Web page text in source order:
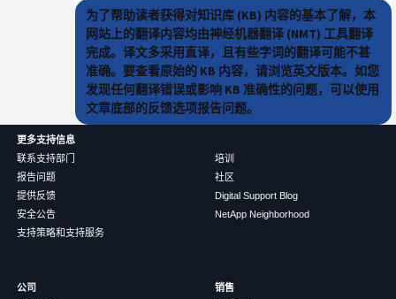
为了帮助读者获得对知识库 (KB) 内容的基本了解，本
网站上的翻译内容均由神经机器翻译 (NMT) 工具翻译
完成。译文多采用直译，且有些字词的翻译可能不甚
准确。要查看原始的 KB 内容，请浏览英文版本。如您
发现任何翻译错误或影响 KB 准确性的问题，可以使用
文章底部的反馈选项报告问题。
更多支持信息
联系支持部门
报告问题
提供反馈
安全公告
支持策略和支持服务
培训
社区
Digital Support Blog
NetApp Neighborhood
公司
销售